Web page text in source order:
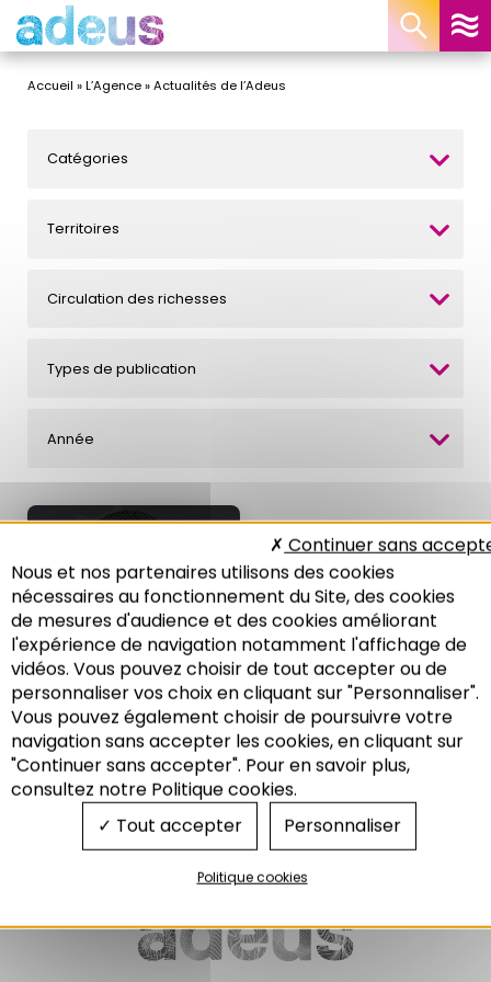
Recherche
Accueil »L’Agence»Actualités de l’Adeus
Catégories
Territoires
Circulation des richesses
Types de publication
Année
ÉCONOMIE
Production et circulation
des richesses dans le Grand
Est : Les réciprocités
territoriales en question
01/2018
Panneau de gestion des cookies
Nous et nos partenaires utilisons des cookies
nécessaires au fonctionnement du Site, des cookies
de mesures d'audience et des cookies améliorant
l'expérience de navigation notamment l'affichage de
vidéos. Vous pouvez choisir de tout accepter ou de
personnaliser vos choix en cliquant sur "Personnaliser".
Vous pouvez également choisir de poursuivre votre
navigation sans accepter les cookies, en cliquant sur
"Continuer sans accepter". Pour en savoir plus,
consultez notre Politique cookies.
Tout accepter
Continuer sans
Personnaliser
Politique cookies